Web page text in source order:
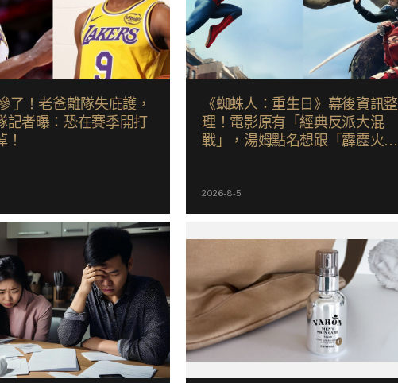
了！老爸離隊失庇護，
記者曝：恐在賽季開打
！
《蜘蛛人：重生日》幕後資訊整
理！電影原有「經典反派大混
戰」，湯姆點名想跟「霹靂火」
2026-8-5